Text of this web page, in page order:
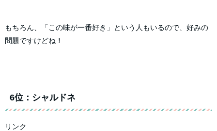
もちろん、「この味が一番好き」という人もいるので、好みの
問題ですけどね！
6位：シャルドネ
リンク